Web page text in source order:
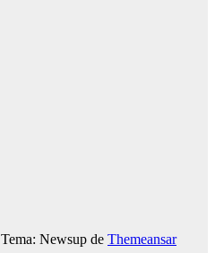
Tema: Newsup de Themeansar